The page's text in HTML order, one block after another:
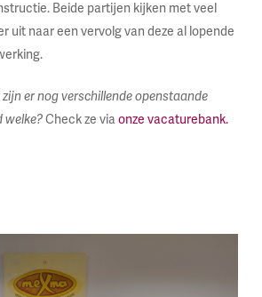
Beide partijen kijken met veel
uit naar een vervolg van deze al lopende
er nog verschillende openstaande
welke?Check ze viaonze vacaturebank.